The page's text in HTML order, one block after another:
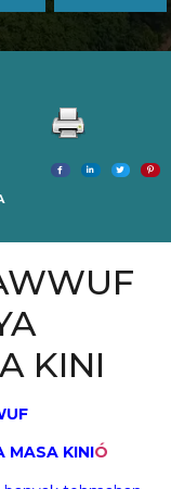
KINI
MASA KINIÓ